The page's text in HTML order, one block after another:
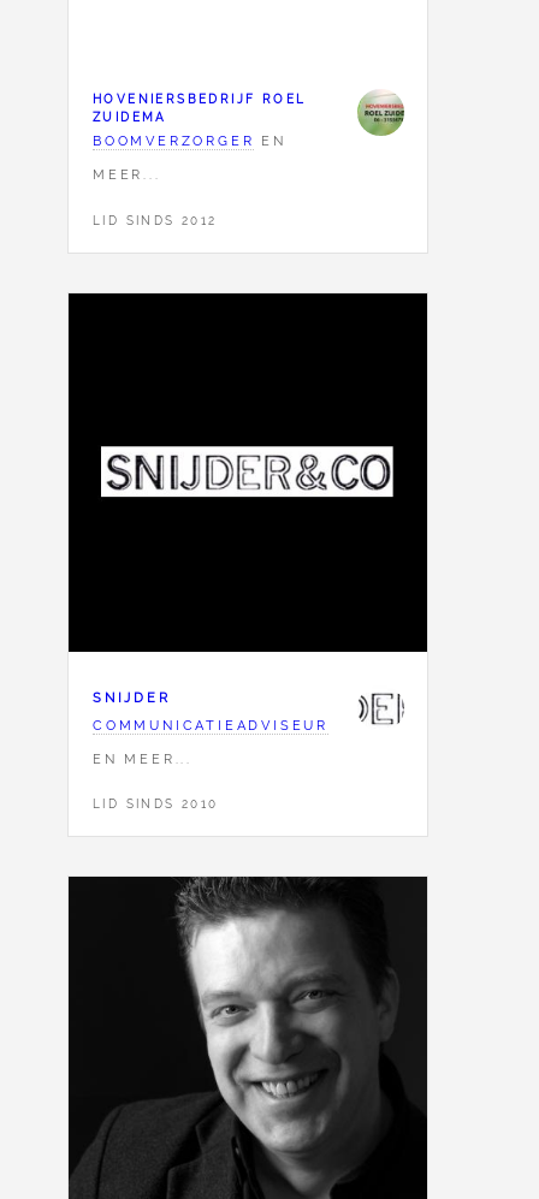
HOVENIERSBEDRIJF ROEL
ZUIDEMA
BOOMVERZORGER
EN
MEER...
LID SINDS 2012
SNIJDER
COMMUNICATIEADVISEUR
EN MEER...
LID SINDS 2010